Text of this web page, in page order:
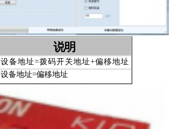
说明
设备地址=拨码开关地址+偏移地址
设备地址=偏移地址